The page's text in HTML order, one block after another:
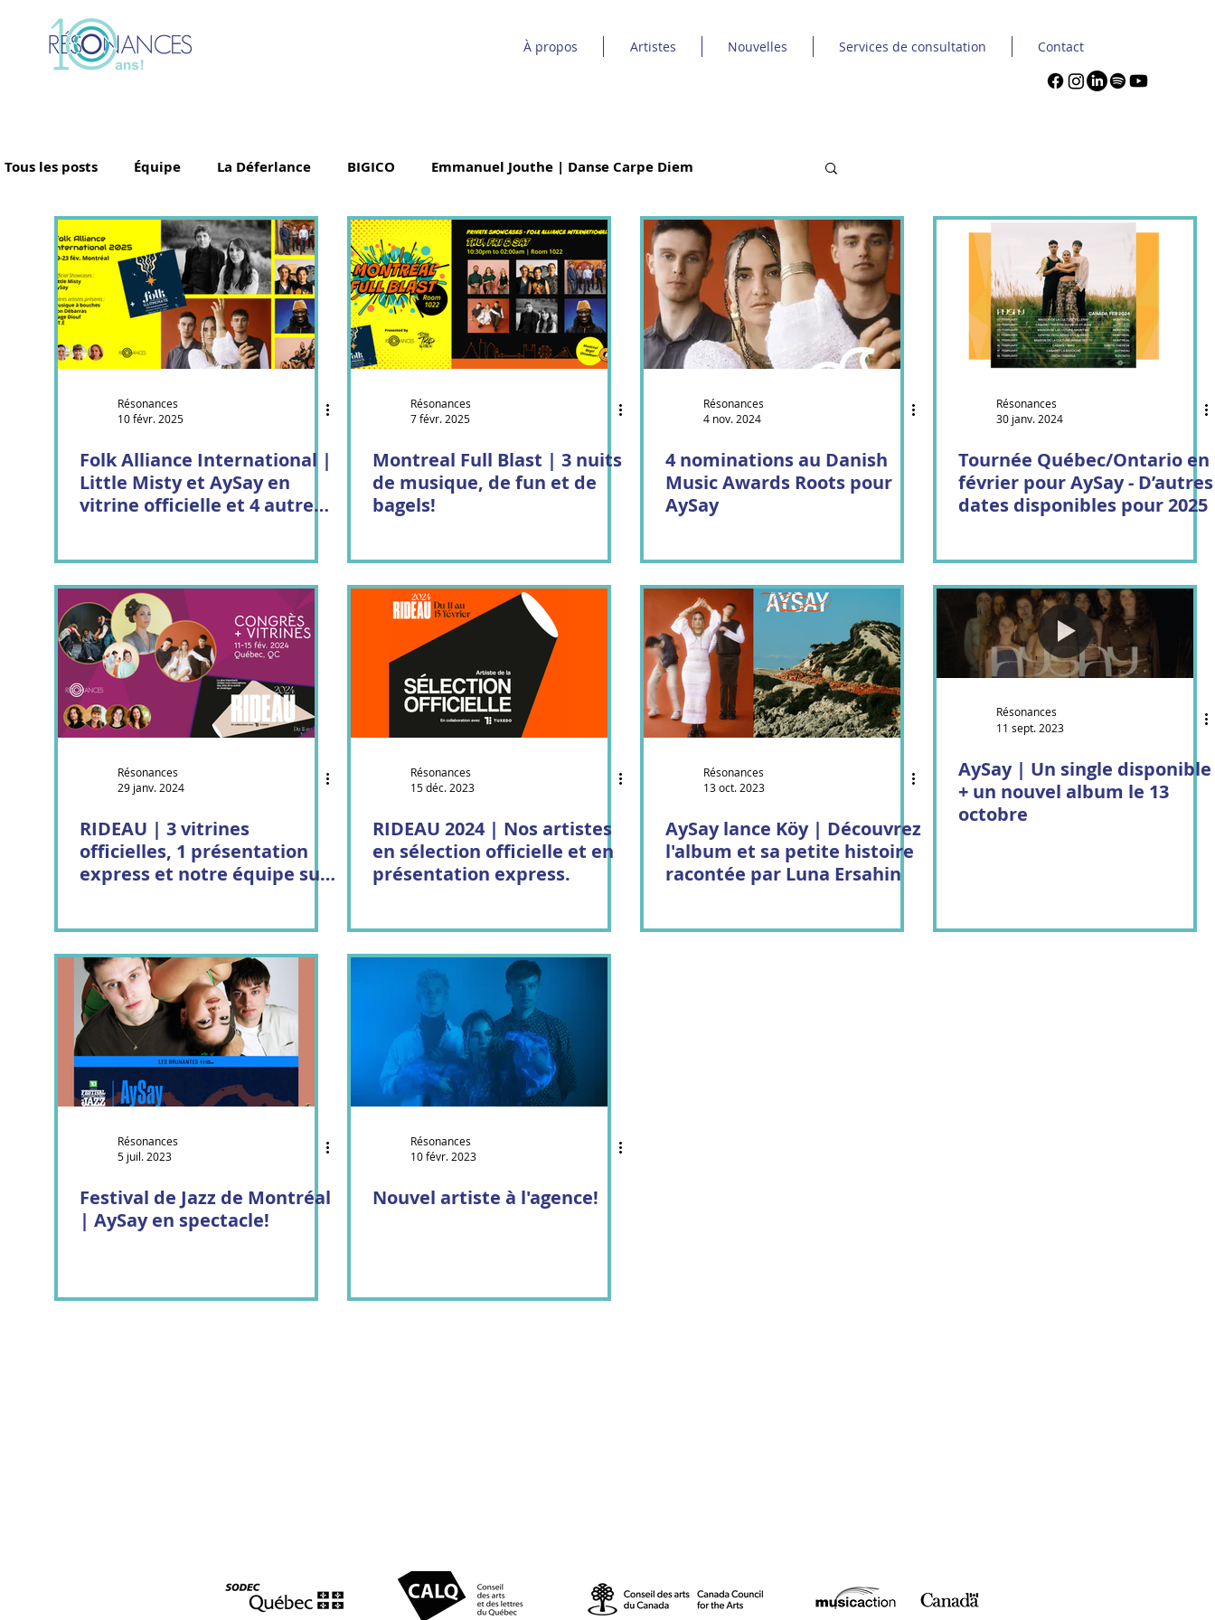
À propos Artistes Nouvelles Services de consultation Contact
Tous les posts Équipe La Déferlance BIGICO Emmanuel Jouthe | Danse Carpe Diem
Simon Denizart AySay Tina Leon Grand Poney Bon Débarras Élage Diouf
Les Archipels Maï(g)wenn et les orteils Cédric Dind-Lavoie Sinha Danse É.T.É Ebnfloh
Genticorum Al Badil Tuque et capuche Contes cornus Corpuscule Danse
Résonances
10 févr. 2025
Folk Alliance International |
Little Misty et AySay en
vitrine officielle et 4 autres
Résonances
7 févr. 2025
Montreal Full Blast | 3 nuits
de musique, de fun et de
bagels!
Résonances
4 nov. 2024
4 nominations au Danish
Music Awards Roots pour
AySay
Résonances
30 janv. 2024
Tournée Québec/Ontario en
février pour AySay - D’autres
dates disponibles pour 2025
Résonances
29 janv. 2024
RIDEAU | 3 vitrines
officielles, 1 présentation
express et notre équipe sur
Résonances
15 déc. 2023
RIDEAU 2024 | Nos artistes
en sélection officielle et en
présentation express.
Résonances
13 oct. 2023
AySay lance Köy | Découvrez
l'album et sa petite histoire
racontée par Luna Ersahin
Résonances
11 sept. 2023
AySay | Un single disponible
+ un nouvel album le 13
octobre
Résonances
5 juil. 2023
Festival de Jazz de Montréal
| AySay en spectacle!
Résonances
10 févr. 2023
Nouvel artiste à l'agence!